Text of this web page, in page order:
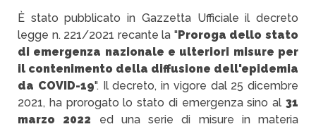
È stato pubblicato in Gazzetta Ufficiale il decreto
legge n. 221/2021 recante la "Proroga dello stato
di emergenza nazionale e ulteriori misure per
il contenimento della diffusione dell'epidemia
da COVID-19". Il decreto, in vigore dal 25 dicembre
2021, ha prorogato lo stato di emergenza sino al 31
marzo 2022 ed una serie di misure in materia